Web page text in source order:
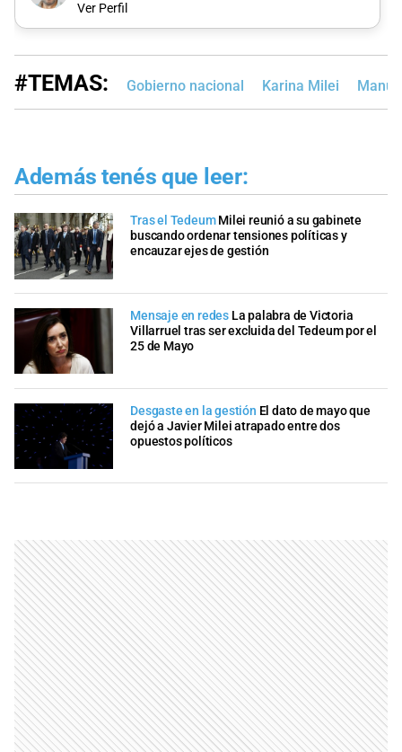
Ver Perfil
#TEMAS: Gobierno nacional Karina Milei
Además tenés que leer:
Tras el Tedeum Milei reunió a su gabinete
buscando ordenar tensiones políticas y
encauzar ejes de gestión
Mensaje en redes La palabra de Victoria
Villarruel tras ser excluida del Tedeum por el
25 de Mayo
Desgaste en la gestión El dato de mayo que
dejó a Javier Milei atrapado entre dos
opuestos políticos